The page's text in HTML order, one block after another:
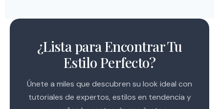
¿Lista para Encontrar Tu
Estilo Perfecto?
Únete a miles que descubren su look ideal con
tutoriales de expertos, estilos en tendencia y